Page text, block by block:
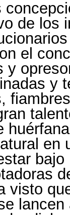
de los
el
y
y
en
visto